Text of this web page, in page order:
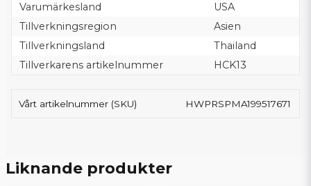
Varumärkesland
USA
Tillverkningsregion
Asien
Tillverkningsland
Thailand
Tillverkarens artikelnummer
HCK13
Vårt artikelnummer (SKU) HWPRSPMA199517671
Liknande produkter